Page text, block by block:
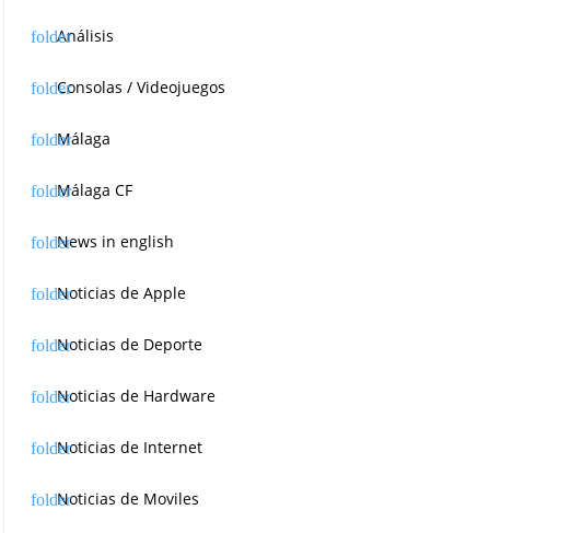
Análisis
Consolas / Videojuegos
Málaga
Málaga CF
News in english
Noticias de Apple
Noticias de Deporte
Noticias de Hardware
Noticias de Internet
Noticias de Moviles